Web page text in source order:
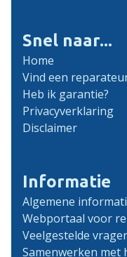
Snel naar...
Home
Vind een
Heb ik garantie?
Privacyverklaring
Disclaimer
Informatie
Algemene
Webportaal voor
Veelgestelde
Samenwerken met